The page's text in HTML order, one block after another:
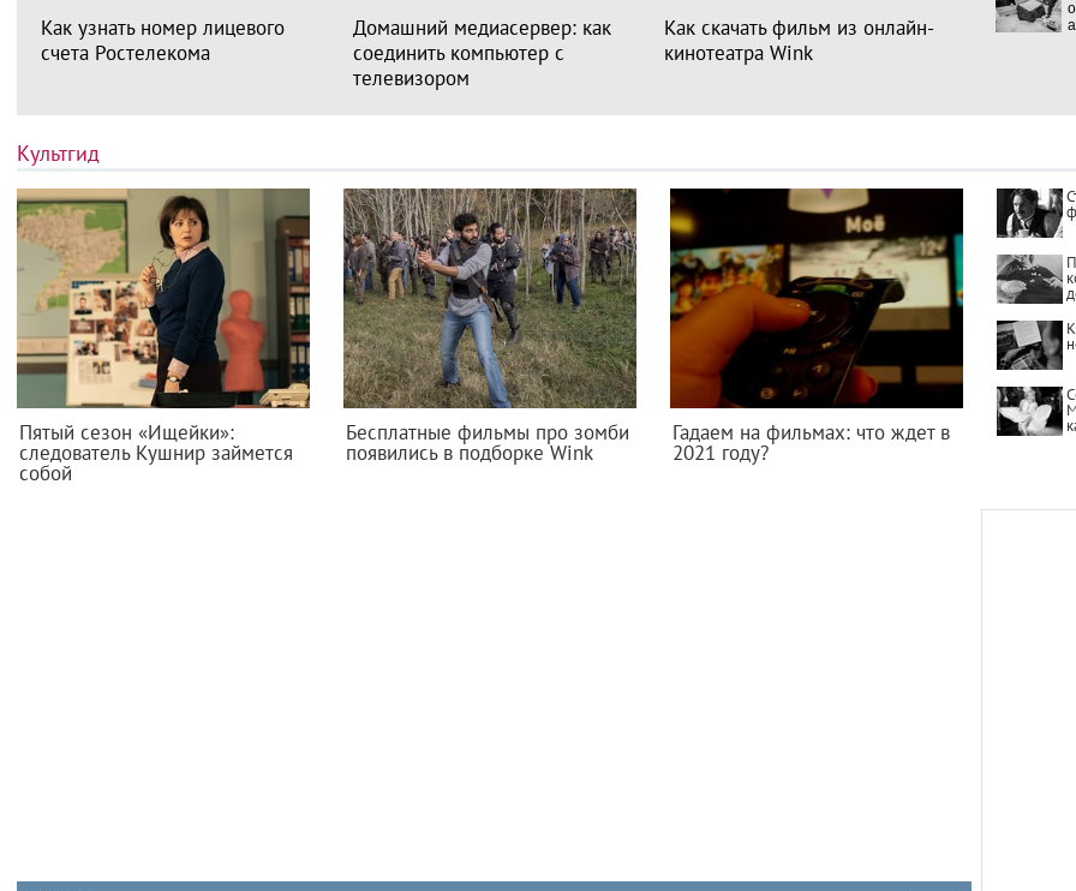
Как узнать номер лицевого
счета Ростелекома
Домашний медиасервер: как
соединить компьютер с
телевизором
Как скачать фильм из онлайн-
кинотеатра Wink
Культгид
Пятый сезон «Ищейки»:
следователь Кушнир займется
собой
Бесплатные фильмы про зомби
появились в подборке Wink
Гадаем на фильмах: что ждет в
2021 году?